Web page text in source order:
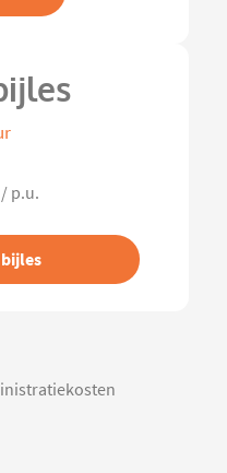
/ p.u.